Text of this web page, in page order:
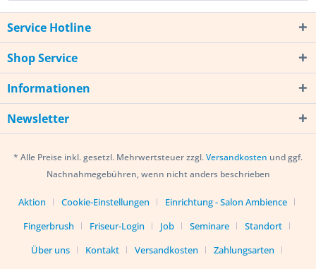
Service Hotline
Shop Service
Informationen
Newsletter
* Alle Preise inkl. gesetzl. Mehrwertsteuer zzgl.Versandkosten und ggf.
Nachnahmegebühren, wenn nicht anders beschrieben
Aktion Cookie-Einstellungen
Einrichtung - Salon Ambience
Fingerbrush
Friseur-Login Job Seminare
Standort
Über uns
Kontakt Versandkosten
Zahlungsarten